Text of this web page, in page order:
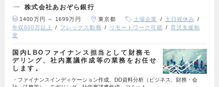
株式会社あおぞら銀行
1400万円 ～ 1699万円 東京都 上場企業
土日祝休み
年収600万以上
フレックス勤務 リモートワーク可能
育児支援制
度
国内LBOファイナンス担当として財務モ
デリング、社内稟議作成等の業務をお任せ
します。
・ファイナンスインディケーション作成、DD資料分析（ビジネス、財務・会